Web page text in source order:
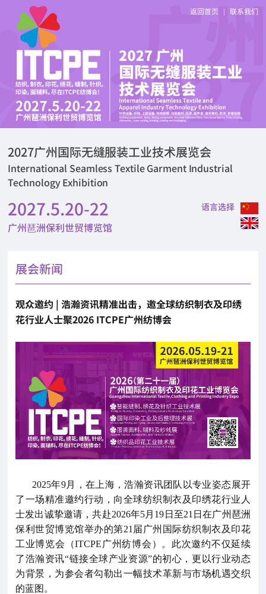
返回首页 | 联系我们
2027广州国际无缝服装工业技术展览会
International Seamless Textile Garment Industrial
Technology Exhibition
2027.5.20-22
广州琶洲保利世贸博览馆
语言选择
展会新闻
观众邀约 | 浩瀚资讯精准出击，邀全球纺织制衣及印绣
花行业人士聚2026 ITCPE广州纺博会
2025年9月，在上海，浩瀚资讯团队以专业姿态展开
了一场精准邀约行动，向全球纺织制衣及印绣花行业人
士发出诚挚邀请，共赴2026年5月19日至21日在广州琶洲
保利世贸博览馆举办的第21届广州国际纺织制衣及印花
工业博览会（ITCPE广州纺博会）。此次邀约不仅延续
了浩瀚资讯“链接全球产业资源”的初心，更以行业动态
为背景，为参会者勾勒出一幅技术革新与市场机遇交织
的蓝图。